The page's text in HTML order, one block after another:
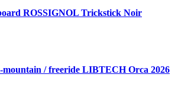
ROSSIGNOL Trickstick Noir
mountain / freeride LIBTECH Orca 2026